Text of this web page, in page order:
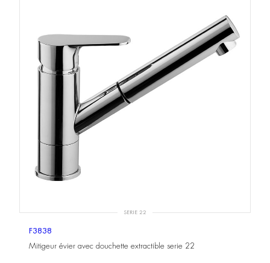
SERIE 22
F3838
Mitigeur évier avec douchette extractible serie 22